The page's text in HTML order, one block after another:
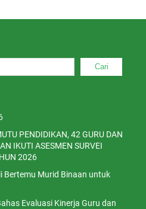
Cari
PENDIDIKAN, 42 GURU DAN
IKUTI ASESMEN SURVEI
2026
Bertemu Murid Binaan untuk
Evaluasi Kinerja Guru dan